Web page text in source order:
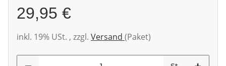
29,95 €
inkl. 19% USt. , zzgl. Versand (Paket)